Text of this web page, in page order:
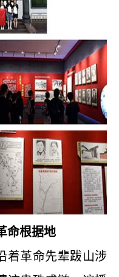
命根据地
着革命先辈跋山涉